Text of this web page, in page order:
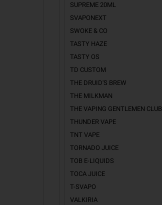
SUPREME 20ML
SVAPONEXT
SWOKE & CO
TASTY HAZE
TASTY OS
TD CUSTOM
THE DRUID'S BREW
THE MILKMAN
THE VAPING GENTLEMEN CLUB
THUNDER VAPE
TNT VAPE
TORNADO JUICE
TOB E-LIQUIDS
TOCA JUICE
T-SVAPO
VALKIRIA